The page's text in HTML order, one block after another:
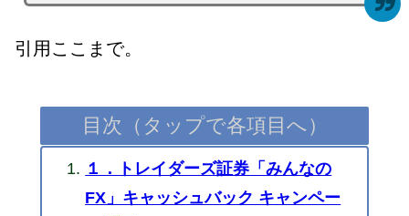
引用ここまで。
目次（タップで各項目へ）
１．トレイダーズ証券「みんなの
FX」キャッシュバック キャンペー